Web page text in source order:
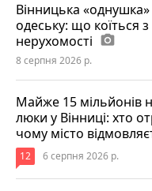
Вінницька
одеську: що коїться
нерухомості photo_camera
8 серпня 2026 р.
Майже 15 мільйонів
люки у Вінниці: хто
чому місто
12 6 серпня 2026 р.